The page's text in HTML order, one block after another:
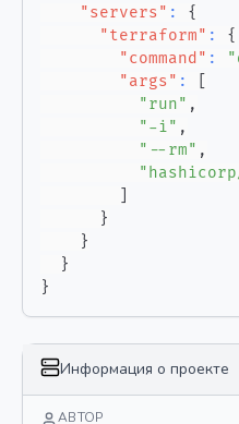
"servers" :
{
"terraform" :
{
"command" :
"args" :
"run" ,
"-i" ,
"--rm" ,
}
}
}
}
Информация о проекте
АВТОР